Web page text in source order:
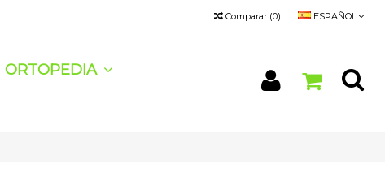
ESPAÑOL
Comparar (0)
ORTOPEDIA